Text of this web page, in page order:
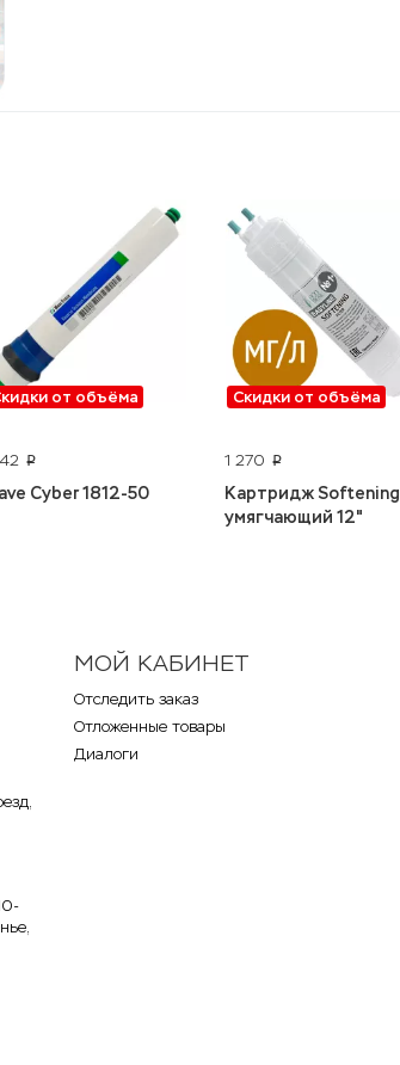
от объёма
p
Cyber 1812-50
Скидки от объёма
1 270 p
Картридж Softening
умягчающий 12"
МОЙ КАБИНЕТ
Отследить заказ
Отложенные товары
Диалоги